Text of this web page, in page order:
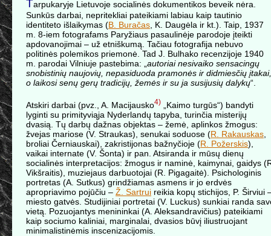
Tarpukaryje Lietuvoje socialinės dokumentikos beveik nėra.
Sunkūs darbai, nepritekliai pateikiami labiau kaip tautinio
identiteto išlaikymas (B. Buračas, K. Daugėla ir kt.). Taip, 1937
m. 8-iem fotografams Paryžiaus pasaulinėje parodoje įteikti
apdovanojimai – už etniškumą. Tačiau fotografija nebuvo
politinės polemikos priemonė. Tad J. Bulhako recenzijoje 1940
m. parodai Vilniuje pastebima: „autoriai nesivaiko sensacingų
snobistinių naujovių, nepasiduoda pramonės ir didmiesčių įtakai,
o laikosi senų gerų tradicijų, žemės ir su ja susijusių dalykų“.
Atskiri darbai (pvz., A. Macijausko4) „Kaimo turgūs“) bandyti
lyginti su primityviąja Nyderlandų tapyba, turinčia misterijų
dvasią. Tų darbų dažnas objektas – žemė, aplinkos žmogus:
žvejas mariose (V. Straukas), senukai soduose (R. Rakauskas
broliai Černiauskai), zakristijonas bažnyčioje (R. Požerskis),
vaikai internate (V. Šonta) ir pan. Atsiranda ir mūsų dienų
socialinės interpretacijos: žmogus ir naminė, kaimynai, gaidys
Vikšraitis), muziejaus darbuotojai (R. Pigagaitė). Psichologinis
portretas (A. Sutkus) grindžiamas asmens ir jo erdvės
apropriavimo pojūčiu – Ž. Sartrui reikia kopų stichijos, P. Širviui
miesto gatvės. Studijiniai portretai (V. Luckus) sunkiai randa
vietą. Pozuojantys menininkai (A. Aleksandravičius) pateikiami
kaip sociumo kaliniai, marginalai, dvasios būvį iliustruojant
minimalistinėmis inscenizacijomis.